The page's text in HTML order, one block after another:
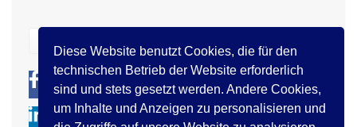
Diese Website benutzt Cookies, die für den
technischen Betrieb der Website erforderlich
sind und stets gesetzt werden. Andere Cookies,
um Inhalte und Anzeigen zu personalisieren und
0 0